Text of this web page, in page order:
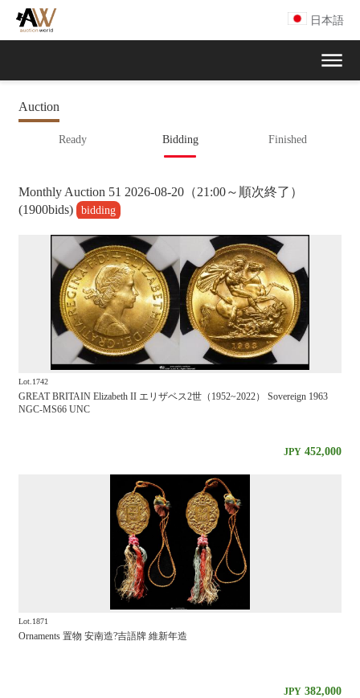
日本語
Auction
Ready Bidding Finished
Monthly Auction 51 2026-08-20（21:00～順次終了）
(1900bids)
bidding
Lot.1742
GREAT BRITAIN Elizabeth II エリザベス2世（1952~2022） Sovereign 1963
NGC-MS66 UNC
JPY 452,000
Lot.1871
Ornaments 置物 安南造?吉語牌 維新年造
JPY 382,000